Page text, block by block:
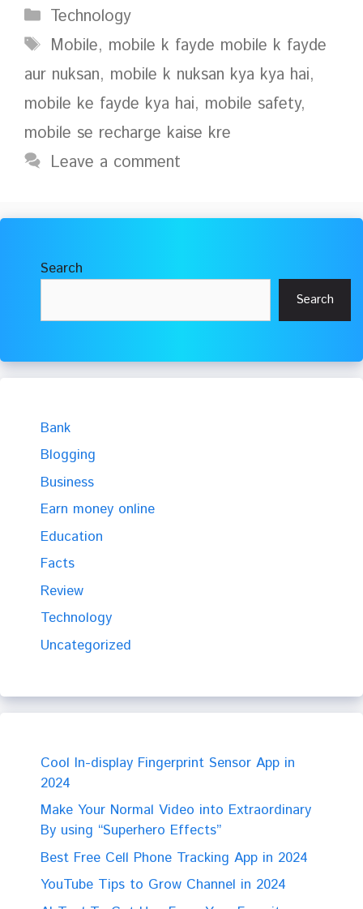
Categories
Technology
Tags
Mobile, mobile k fayde mobile k fayde
aur nuksan, mobile k nuksan kya kya hai,
mobile ke fayde kya hai, mobile safety,
mobile se recharge kaise kre
Leave a comment
Search
Search
Bank
Blogging
Business
Earn money online
Education
Facts
Review
Technology
Uncategorized
Cool In-display Fingerprint Sensor App in
2024
Make Your Normal Video into Extraordinary
By using “Superhero Effects”
Best Free Cell Phone Tracking App in 2024
YouTube Tips to Grow Channel in 2024